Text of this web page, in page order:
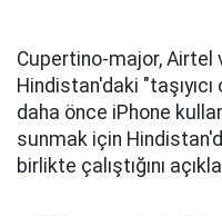
Cupertino-major, Airtel
Hindistan'daki
daha önce iPhone
sunmak için
birlikte çalıştığını